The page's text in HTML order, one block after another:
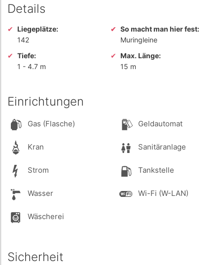
Details
Liegeplätze:
142
So macht man hier fest:
Muringleine
Tiefe:
1 - 4.7 m
Max. Länge:
15 m
Einrichtungen
Gas (Flasche) Geldautomat
Kran Sanitäranlage
Strom Tankstelle
Wasser Wi-Fi (W-LAN)
Wäscherei
Sicherheit